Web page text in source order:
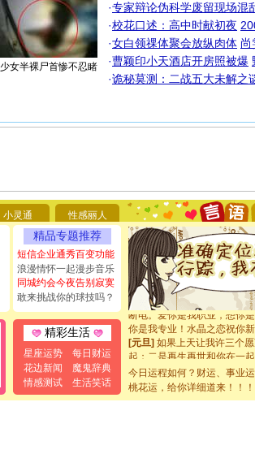
少女半裸尸首惨不忍睹
·专家辩论伪科学废留现场混
·校花口述：高中时献初夜
·女白领祼体聚会放纵肉体 尚
·曹颖印小天酒店开房照被爆
·诡秘莫测：二战五大未解之
小灵通 性感丽人
精品专题推荐
短信企业通秀百变功能
浪漫情怀一起漫步音乐
同城约会今夜告别寂寞
敢来挑战你的球技吗？
精彩生活
星座运势
每日财运
花边新闻
魔鬼辞典
情感测试
生活笑话
要平安！千万要知足！千万
[圣诞节]不只这样的日子才
能正大光明地骚扰你,告诉你,
都要快乐噢!
[圣诞节]奉上一颗祝福的心,
如意,快乐,鲜花,一切美好的
[元旦]看到你我会触电；看
断电。爱你是我职业，想你
你是我专业！水晶之恋祝你
[元旦]如果上天让我许三个愿
起；二是再生再世和你在一
离。水晶之恋祝你新年快乐
[元旦]当我狠下心扭头离去那
泣，这痛楚让我明白我多么
卖了。水晶之恋祝你新年快
今日运程如何？财运、事业运
桃花运，给你详细道来！！！